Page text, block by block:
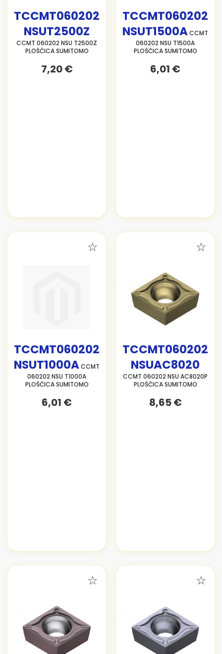
TCCMT060202
NSUT2500Z
CCMT 060202 NSU T2500Z
PLOŠČICA SUMITOMO
7,20 €
TCCMT060202
NSUT1500ACCMT
060202 NSU T1500A
PLOŠČICA SUMITOMO
6,01 €
TCCMT060202
NSUT1000ACCMT
060202 NSU T1000A
PLOŠČICA SUMITOMO
6,01 €
TCCMT060202
NSUAC8020
CCMT 060202 NSU AC8020P
PLOŠČICA SUMITOMO
8,65 €